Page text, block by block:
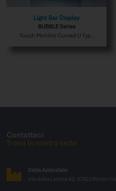
Light Bar Display
BUBBLE Series
Touch Monitor Curved U Type
Contattaci
Trova la nostra sede
Sede Aziendale:
Via della Lontra 43, 47923 Rimini